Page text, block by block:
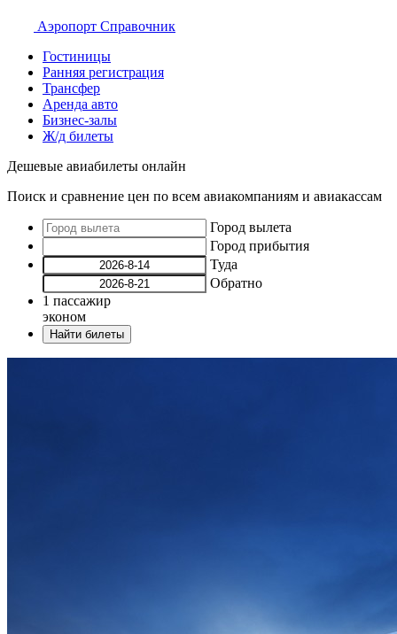
Аэропорт Справочник
Гостиницы
Ранняя регистрация
Трансфер
Аренда авто
Бизнес-залы
Ж/д билеты
Дешевые авиабилеты онлайн
Поиск и сравнение цен по всем авиакомпаниям и авиакассам
Город вылета
Город прибытия
Туда
Обратно
1 пассажир
эконом
Найти билеты